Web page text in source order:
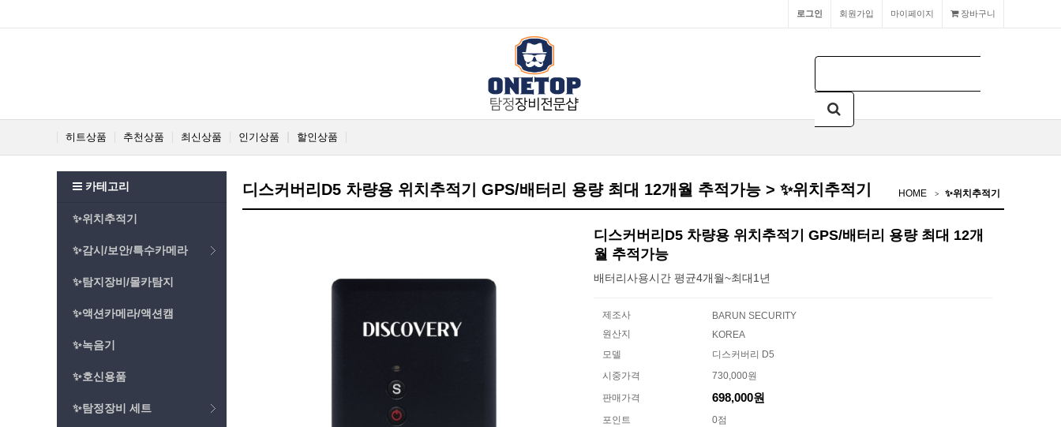
장바구니
마이페이지
회원가입
로그인
히트상품 추천상품 최신상품 인기상품 할인상품
카테고리
✨위치추적기
✨감시/보안/특수카메라
✨탐지장비/몰카탐지
✨액션카메라/액션캠
✨녹음기
✨호신용품
✨탐정장비 세트
디스커버리D5 차량용 위치추적기 GPS/배터리 용량 최대 12개월 추적가능 > ✨위치추적기 HOME ✨위치추적기
디스커버리D5 차량용 위치추적기 GPS/배터리 용량 최대 12개
월 추적가능
배터리사용시간 평균4개월~최대1년
제조사
BARUN SECURITY
원산지
KOREA
모델
디스커버리 D5
시중가격
730,000원
판매가격
698,000원
포인트
0점